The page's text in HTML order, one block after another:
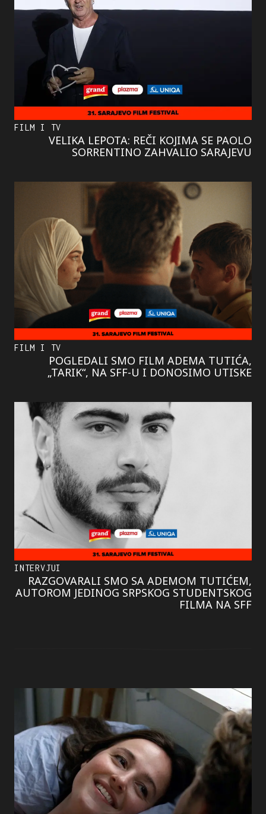
FILM I TV
VELIKA LEPOTA: REČI KOJIMA SE PAOLO
SORRENTINO ZAHVALIO SARAJEVU
FILM I TV
POGLEDALI SMO FILM ADEMA TUTIĆA,
„TARIK“, NA SFF-U I DONOSIMO UTISKE
INTERVJUI
RAZGOVARALI SMO SA ADEMOM TUTIĆEM,
AUTOROM JEDINOG SRPSKOG STUDENTSKOG
FILMA NA SFF